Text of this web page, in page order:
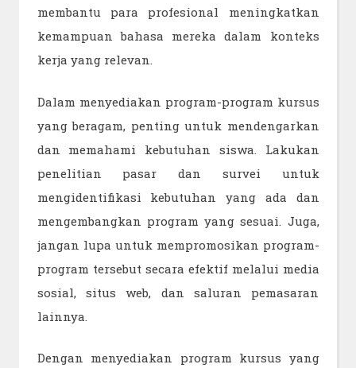
membantu para profesional meningkatkan
kemampuan bahasa mereka dalam konteks
kerja yang relevan.
Dalam menyediakan program-program kursus
yang beragam, penting untuk mendengarkan
dan memahami kebutuhan siswa. Lakukan
penelitian pasar dan survei untuk
mengidentifikasi kebutuhan yang ada dan
mengembangkan program yang sesuai. Juga,
jangan lupa untuk mempromosikan program-
program tersebut secara efektif melalui media
sosial, situs web, dan saluran pemasaran
lainnya.
Dengan menyediakan program kursus yang